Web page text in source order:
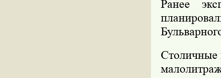
Ранее
Столичные